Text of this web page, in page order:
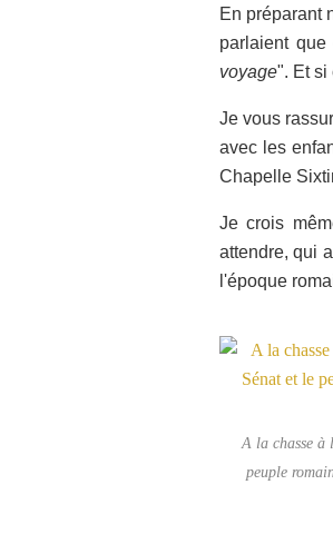
En préparant
parlaient
voyage". Et si
Je vous
avec les
Chapelle
Je crois
attendre, qui
l'époque
A la chasse à
peuple